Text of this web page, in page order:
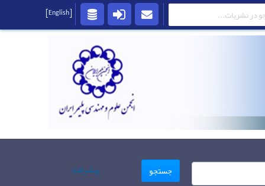
جستجو پیشرفته
[English]